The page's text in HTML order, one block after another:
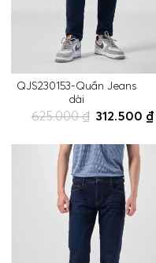
QJS230153-Quần Jeans
dài
312.500 ₫
625.000 ₫